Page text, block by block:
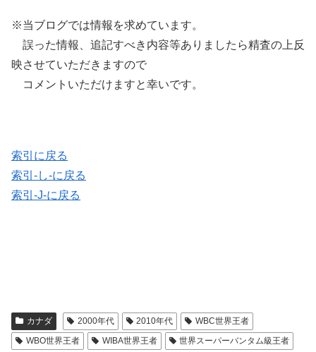
※当ブログでは情報を求めています。
誤った情報、追記すべき内容等ありましたら精査の上反
映させていただきますので
コメントいただけますと幸いです。
索引に戻る
索引-し-に戻る
索引-J-に戻る
カナダ 2000年代 2010年代
WBC世界王者
WBO世界王者
WIBA世界王者
世界スーパーバンタム級王者